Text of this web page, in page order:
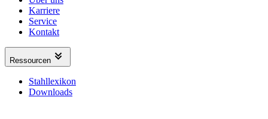
Karriere
Service
Kontakt
Ressourcen
Stahllexikon
Downloads